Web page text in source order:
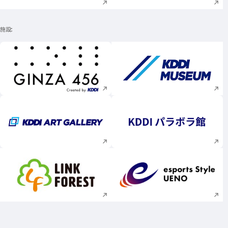
施設
新規ウィンドウで開く 新規ウィンドウで
新規ウィンドウで開く 新規ウィンドウで
新規ウィンドウで開く 新規ウィンドウで